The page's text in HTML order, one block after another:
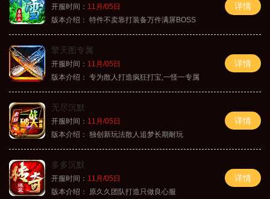
开服时间： 11月/05日
版本介绍： 特件不卖靠打装备万件满屏BOSS
详情
擎天图专属
开服时间： 11月/05日
版本介绍： 专为散人打造疯狂打宝,一怪一专属
详情
无尽沉默
开服时间： 11月/05日
版本介绍： 独创新玩法散人追梦长期耐玩
详情
多多沉默
开服时间： 11月/05日
版本介绍：
原久久团队打造只做良心服
详情